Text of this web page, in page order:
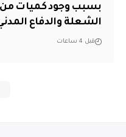
بسبب وجود كميات من
الشعلة والدفاع
قبل 4 ساعات